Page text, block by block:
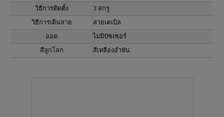
วิธีการติดตั้ง
3 สกรู
วิธีการเดินสาย
สายเคเบิล
ออด
ไม่มีบัซเซอร์
สีลูกโลก
สีเหลืองอำพัน